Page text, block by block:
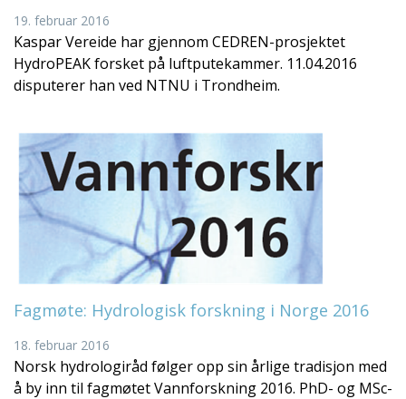
19. februar 2016
Kaspar Vereide har gjennom CEDREN-prosjektet
HydroPEAK forsket på luftputekammer. 11.04.2016
disputerer han ved NTNU i Trondheim.
Fagmøte: Hydrologisk forskning i Norge 2016
18. februar 2016
Norsk hydrologiråd følger opp sin årlige tradisjon med
å by inn til fagmøtet Vannforskning 2016. PhD- og MSc-